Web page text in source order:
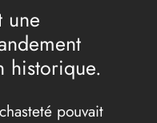
une
historique.
pouvait